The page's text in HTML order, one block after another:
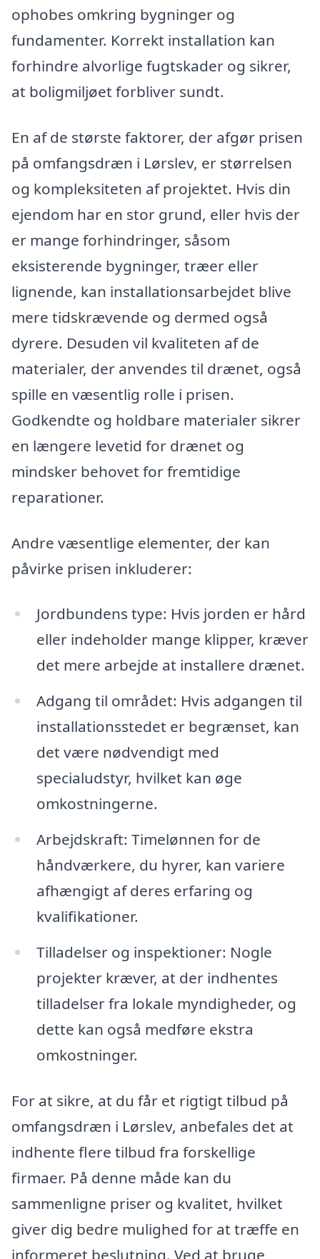
ophobes omkring bygninger og
fundamenter. Korrekt installation kan
forhindre alvorlige fugtskader og sikrer,
at boligmiljøet forbliver sundt.
En af de største faktorer, der afgør prisen
på omfangsdræn i Lørslev, er størrelsen
og kompleksiteten af projektet. Hvis din
ejendom har en stor grund, eller hvis der
er mange forhindringer, såsom
eksisterende bygninger, træer eller
lignende, kan installationsarbejdet blive
mere tidskrævende og dermed også
dyrere. Desuden vil kvaliteten af de
materialer, der anvendes til drænet, også
spille en væsentlig rolle i prisen.
Godkendte og holdbare materialer sikrer
en længere levetid for drænet og
mindsker behovet for fremtidige
reparationer.
Andre væsentlige elementer, der kan
påvirke prisen inkluderer:
Jordbundens type: Hvis jorden er hård
eller indeholder mange klipper, kræver
det mere arbejde at installere drænet.
Adgang til området: Hvis adgangen til
installationsstedet er begrænset, kan
det være nødvendigt med
specialudstyr, hvilket kan øge
omkostningerne.
Arbejdskraft: Timelønnen for de
håndværkere, du hyrer, kan variere
afhængigt af deres erfaring og
kvalifikationer.
Tilladelser og inspektioner: Nogle
projekter kræver, at der indhentes
tilladelser fra lokale myndigheder, og
dette kan også medføre ekstra
omkostninger.
For at sikre, at du får et rigtigt tilbud på
omfangsdræn i Lørslev, anbefales det at
indhente flere tilbud fra forskellige
firmaer. På denne måde kan du
sammenligne priser og kvalitet, hvilket
giver dig bedre mulighed for at træffe en
informeret beslutning. Ved at bruge